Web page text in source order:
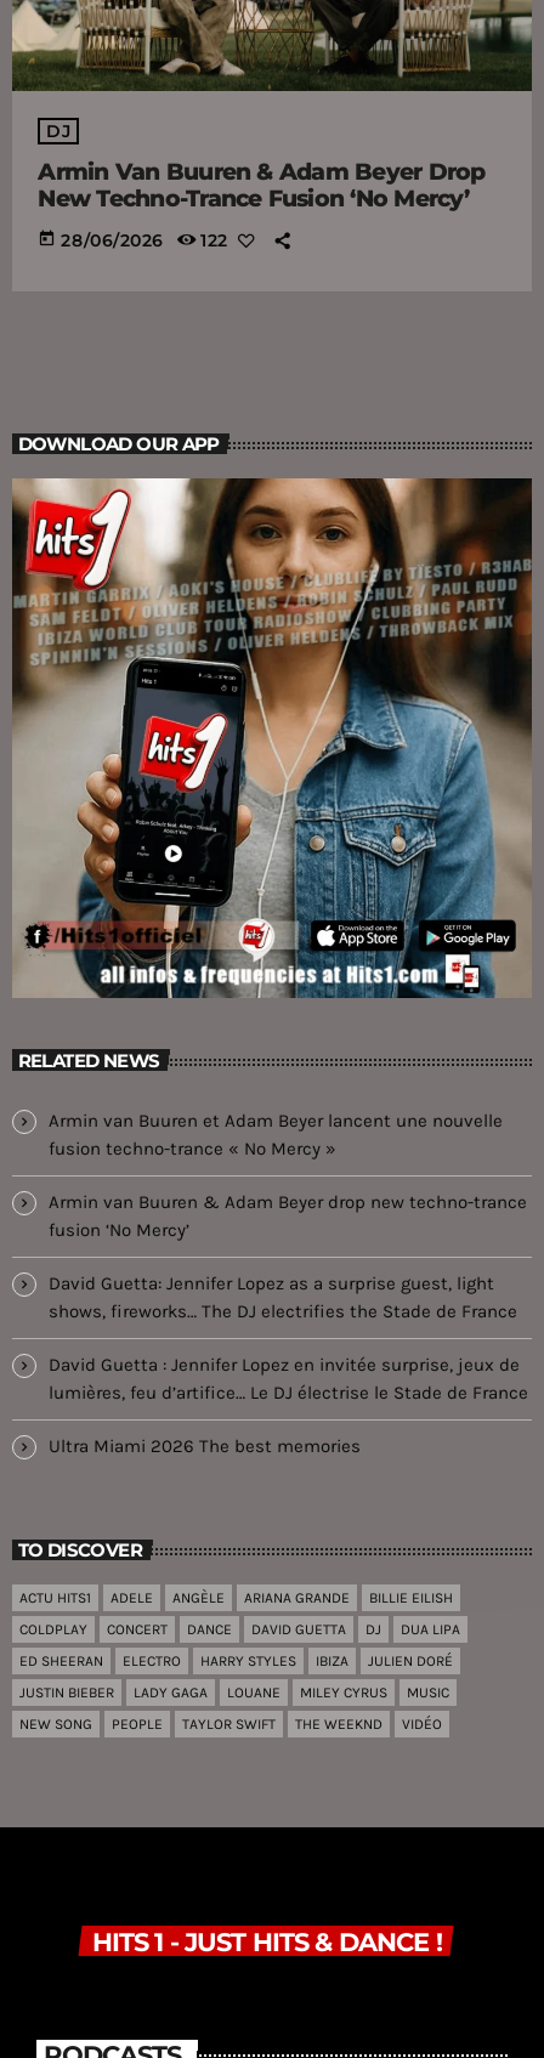
DJ
Armin Van Buuren & Adam Beyer Drop
New Techno-Trance Fusion ‘No Mercy’
today 28/06/2026 122
DOWNLOAD OUR APP
RELATED NEWS
Armin van Buuren et Adam Beyer lancent une nouvelle
fusion techno-trance « No Mercy »
Armin van Buuren & Adam Beyer drop new techno-trance
fusion ‘No Mercy’
David Guetta: Jennifer Lopez as a surprise guest, light
shows, fireworks… The DJ electrifies the Stade de France
David Guetta : Jennifer Lopez en invitée surprise, jeux de
lumières, feu d’artifice… Le DJ électrise le Stade de France
Ultra Miami 2026 The best memories
TO DISCOVER
ACTU HITS1 ADELE ANGÈLE ARIANA GRANDE
BILLIE EILISH
COLDPLAY
CONCERT DANCE DAVID GUETTA DJ
DUA LIPA
ED SHEERAN
ELECTRO HARRY STYLES IBIZA
JULIEN DORÉ
JUSTIN BIEBER
LADY GAGA LOUANE MILEY CYRUS
MUSIC
NEW SONG
PEOPLE TAYLOR SWIFT THE WEEKND VIDÉO
HITS 1 - JUST HITS & DANCE !